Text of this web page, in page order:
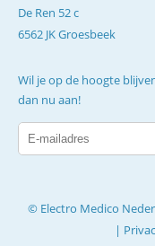
De Ren 52 c
6562 JK Groesbeek
Wil je op de hoogte
dan nu aan!
© Electro Medico